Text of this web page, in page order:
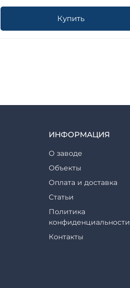
Купить
ИНФОРМАЦИЯ
О заводе
Объекты
Оплата и доставка
Статьи
Политика
конфиденциальности
Контакты